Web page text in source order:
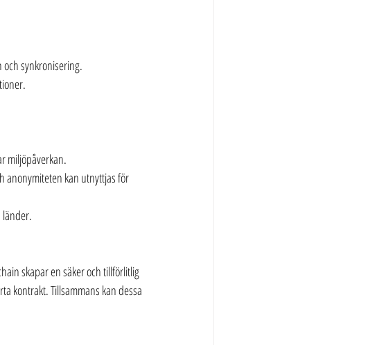
synkronisering.
miljöpåverkan.
anonymiteten kan utnyttjas för
länder.
skapar en säker och tillförlitlig
kontrakt. Tillsammans kan dessa